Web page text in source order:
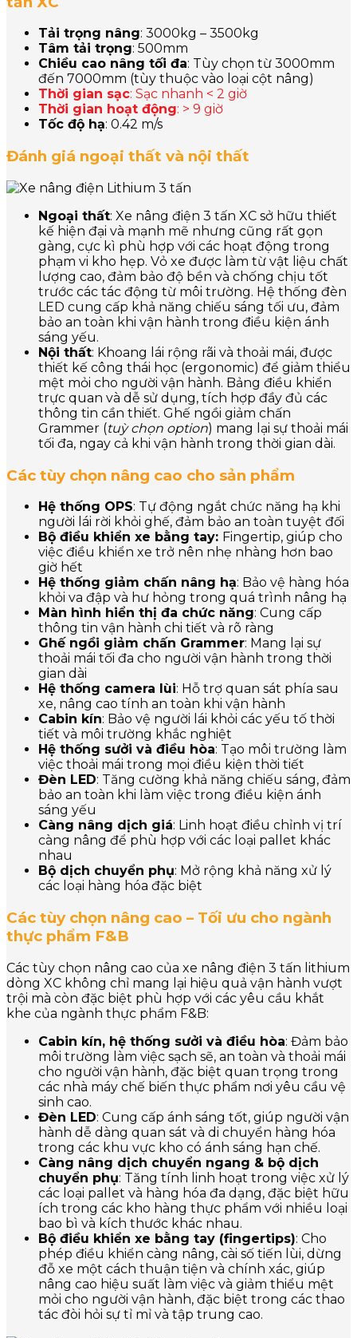
Tải trọng nâng: 3000kg – 3500kg
Tâm tải trọng: 500mm
Chiều cao nâng tối đa: Tùy chọn từ 3000mm
đến 7000mm (tùy thuộc vào loại cột nâng)
Thời gian sạc: Sạc nhanh < 2 giờ
Thời gian hoạt động: > 9 giờ
Tốc độ hạ: 0.42 m/s
Đánh giá ngoại thất và nội thất
Ngoại thất: Xe nâng điện 3 tấn XC sở hữu thiết
kế hiện đại và mạnh mẽ nhưng cũng rất gọn
gàng, cực kì phù hợp với các hoạt động trong
phạm vi kho hẹp. Vỏ xe được làm từ vật liệu chất
lượng cao, đảm bảo độ bền và chống chịu tốt
trước các tác động từ môi trường. Hệ thống đèn
LED cung cấp khả năng chiếu sáng tối ưu, đảm
bảo an toàn khi vận hành trong điều kiện ánh
sáng yếu.
Nội thất: Khoang lái rộng rãi và thoải mái, được
thiết kế công thái học (ergonomic) để giảm thiểu
mệt mỏi cho người vận hành. Bảng điều khiển
trực quan và dễ sử dụng, tích hợp đầy đủ các
thông tin cần thiết. Ghế ngồi giảm chấn
Grammer (tuỳ chọn option) mang lại sự thoải mái
tối đa, ngay cả khi vận hành trong thời gian dài.
Các tùy chọn nâng cao cho sản phẩm
Hệ thống OPS: Tự động ngắt chức năng hạ khi
người lái rời khỏi ghế, đảm bảo an toàn tuyệt đối
Bộ điều khiển xe bằng tay: Fingertip, giúp cho
việc điều khiển xe trở nên nhẹ nhàng hơn bao
giờ hết
Hệ thống giảm chấn nâng hạ: Bảo vệ hàng hóa
khỏi va đập và hư hỏng trong quá trình nâng hạ
Màn hình hiển thị đa chức năng: Cung cấp
thông tin vận hành chi tiết và rõ ràng
Ghế ngồi giảm chấn Grammer: Mang lại sự
thoải mái tối đa cho người vận hành trong thời
gian dài
Hệ thống camera lùi: Hỗ trợ quan sát phía sau
xe, nâng cao tính an toàn khi vận hành
Cabin kín: Bảo vệ người lái khỏi các yếu tố thời
tiết và môi trường khắc nghiệt
Hệ thống sưởi và điều hòa: Tạo môi trường làm
việc thoải mái trong mọi điều kiện thời tiết
Đèn LED: Tăng cường khả năng chiếu sáng, đảm
bảo an toàn khi làm việc trong điều kiện ánh
sáng yếu
Càng nâng dịch giá: Linh hoạt điều chỉnh vị trí
càng nâng để phù hợp với các loại pallet khác
nhau
Bộ dịch chuyển phụ: Mở rộng khả năng xử lý
các loại hàng hóa đặc biệt
Các tùy chọn nâng cao – Tối ưu cho ngành
thực phẩm F&B
Các tùy chọn nâng cao của xe nâng điện 3 tấn lithium
dòng XC không chỉ mang lại hiệu quả vận hành vượt
trội mà còn đặc biệt phù hợp với các yêu cầu khắt
khe của ngành thực phẩm F&B:
Cabin kín, hệ thống sưởi và điều hòa: Đảm bảo
môi trường làm việc sạch sẽ, an toàn và thoải mái
cho người vận hành, đặc biệt quan trọng trong
các nhà máy chế biến thực phẩm nơi yêu cầu vệ
sinh cao.
Đèn LED: Cung cấp ánh sáng tốt, giúp người vận
hành dễ dàng quan sát và di chuyển hàng hóa
trong các khu vực kho có ánh sáng hạn chế.
Càng nâng dịch chuyển ngang & bộ dịch
chuyển phụ: Tăng tính linh hoạt trong việc xử lý
các loại pallet và hàng hóa đa dạng, đặc biệt hữu
ích trong các kho hàng thực phẩm với nhiều loại
bao bì và kích thước khác nhau.
Bộ điều khiển xe bằng tay (fingertips): Cho
phép điều khiển càng nâng, cài số tiến lùi, dừng
đỗ xe một cách thuận tiện và chính xác, giúp
nâng cao hiệu suất làm việc và giảm thiểu mệt
mỏi cho người vận hành, đặc biệt trong các thao
tác đòi hỏi sự tỉ mỉ và tập trung cao.